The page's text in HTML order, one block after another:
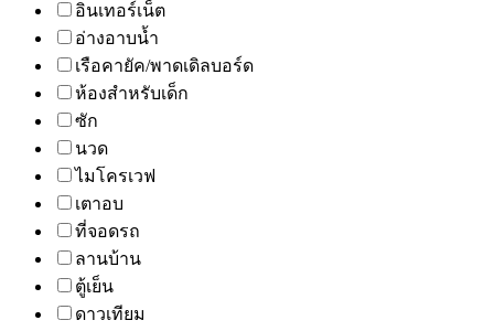
อินเทอร์เน็ต
อ่างอาบน้ำ
เรือคายัค/พาดเดิลบอร์ด
ห้องสำหรับเด็ก
ซัก
นวด
ไมโครเวฟ
เตาอบ
ที่จอดรถ
ลานบ้าน
ตู้เย็น
ดาวเทียม